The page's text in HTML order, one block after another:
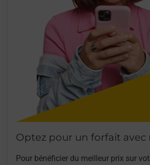
Optez pour un forfait avec
Pour bénéficier du meilleur prix sur